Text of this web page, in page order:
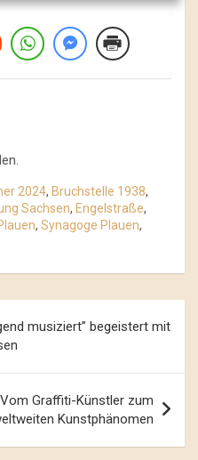
2024, Bruchstelle 1938,
Sachsen, Engelstraße,
, Synagoge Plauen,
musiziert” begeistert mit
Graffiti-Künstler zum
Kunstphänomen